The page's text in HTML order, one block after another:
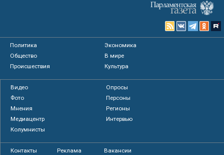
Политика
Экономика
Общество
В мире
Происшествия
Культура
Видео
Опросы
Фото
Персоны
Мнения
Регионы
Медиацентр
Интервью
Колумнисты
Контакты Реклама Вакансии